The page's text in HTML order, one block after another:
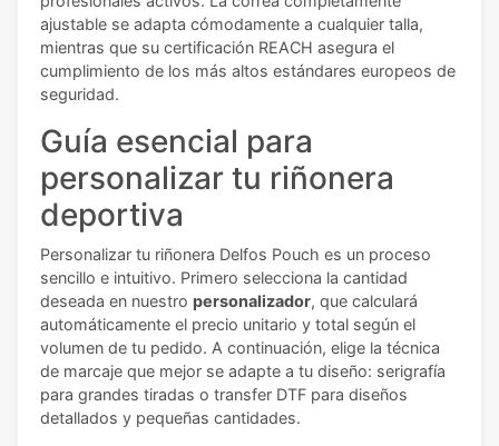
ajustable se adapta cómodamente a cualquier talla,
mientras que su certificación REACH asegura el
cumplimiento de los más altos estándares europeos de
seguridad.
Guía esencial para
personalizar tu riñonera
deportiva
Personalizar tu riñonera Delfos Pouch es un proceso
sencillo e intuitivo. Primero selecciona la cantidad
deseada en nuestro personalizador, que calculará
automáticamente el precio unitario y total según el
volumen de tu pedido. A continuación, elige la técnica
de marcaje que mejor se adapte a tu diseño: serigrafía
para grandes tiradas o transfer DTF para diseños
detallados y pequeñas cantidades.